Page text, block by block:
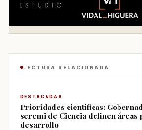
LECTURA RELACIONADA
DESTACADAS
Prioridades científicas:
seremi de Ciencia definen
desarrollo